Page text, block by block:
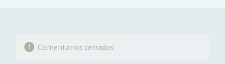
Comentarios cerrados